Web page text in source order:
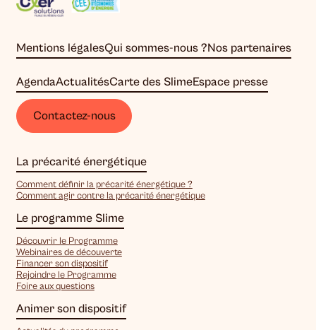
Mentions légalesQui sommes-nous ?Nos partenaires
AgendaActualitésCarte des SlimeEspace presse
Contactez-nous
La précarité énergétique
Comment définir la précarité énergétique ?
Comment agir contre la précarité énergétique
Le programme Slime
Découvrir le Programme
Webinaires de découverte
Financer son dispositif
Rejoindre le Programme
Foire aux questions
Animer son dispositif